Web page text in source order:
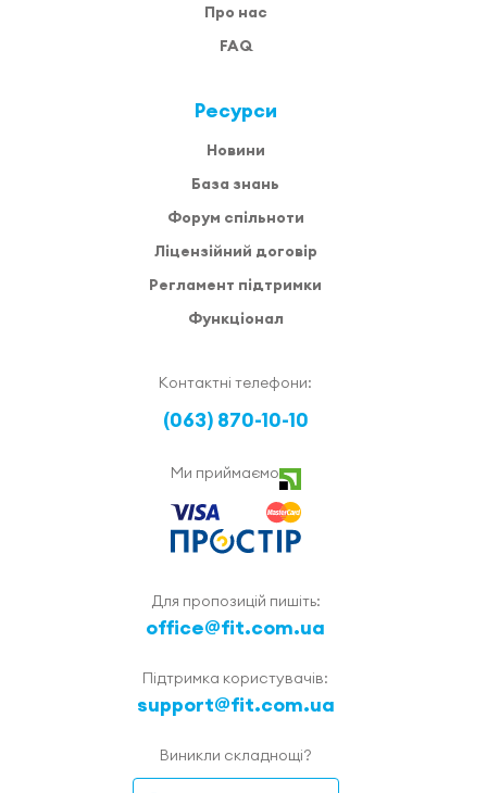
Про нас
FAQ
Ресурси
Новини
База знань
Форум спільноти
Ліцензійний договір
Регламент підтримки
Функціонал
Контактні телефони:
(063) 870-10-10
Ми приймаємо
Для пропозицій пишіть:
office@fit.com.ua
Підтримка користувачів:
support@fit.com.ua
Виникли складнощі?